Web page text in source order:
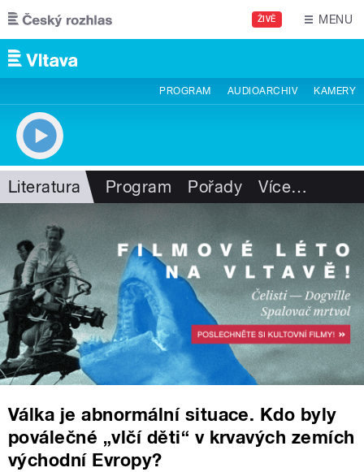
Přejít k hlavnímu obsahu
ŽIVĚ MENU
PROGRAM AUDIOARCHIV KAMERY
Literatura Program Pořady Více…
Válka je abnormální situace. Kdo byly
poválečné „vlčí děti“ v krvavých zemích
východní Evropy?